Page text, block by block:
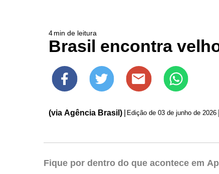
4min de leitura
Brasil encontra
(via Agência Brasil) Edição de 03 de junho de 2026
Fique por dentro do que acontece em